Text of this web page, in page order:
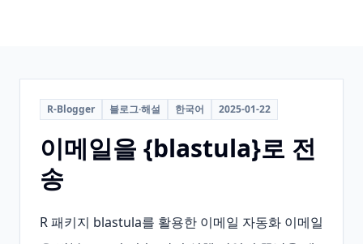
R-Blogger 블로그·해설 한국어 2025-01-22
이메일을 {blastula}로 전
송
R 패키지 blastula를 활용한 이메일 자동화 이메일